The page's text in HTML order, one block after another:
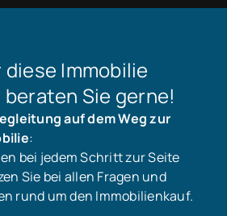
diese Immobilie
Sie gerne!
auf dem Weg zur
:
bei jedem Schritt zur Seite
Sie bei allen Fragen und
rund um den Immobilienkauf.